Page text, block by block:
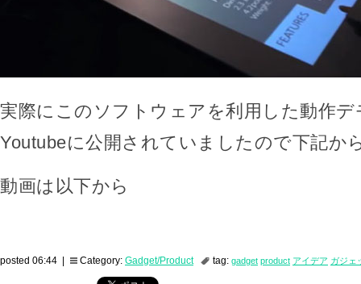
実際にこのソフトウェアを利用した動作デ
Youtubeに公開されていましたので下記か
動画は以下から
posted 06:44 | Category: Gadget/Product tag: gadget product アイデア ガジェ